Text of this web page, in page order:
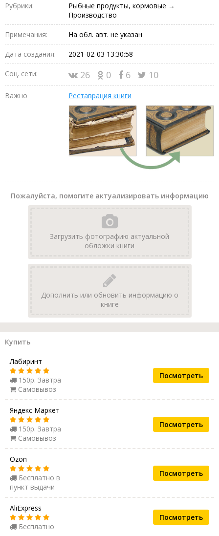
Рубрики:
Рыбные продукты, кормовые →
Производство
Примечания: На обл. авт. не указан
Дата создания: 2021-02-03 13:30:58
Соц. сети: 26 0 6 10
Важно Реставрация книги
Пожалуйста, помогите актуализировать информацию
Загрузить фотографию актуальной
обложки книги
Дополнить или обновить информацию о
книге
Купить
Лабиринт
150р. Завтра
Самовывоз
Посмотреть
Яндекс Маркет
150р. Завтра
Самовывоз
Посмотреть
Ozon
Бесплатно в
пункт выдачи
Посмотреть
AliExpress
Бесплатно
Посмотреть